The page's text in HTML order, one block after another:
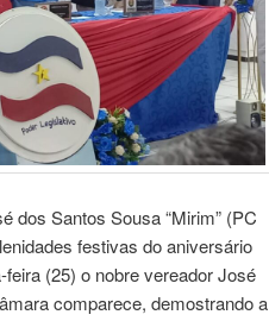
dos Santos Sousa “Mirim” (PC
festivas do aniversário
(25) o nobre vereador José
comparece, demostrando a